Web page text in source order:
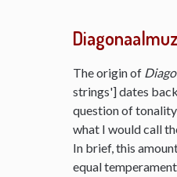
The origin of
strings'] dates
question of
what I would call
In brief, this
equal